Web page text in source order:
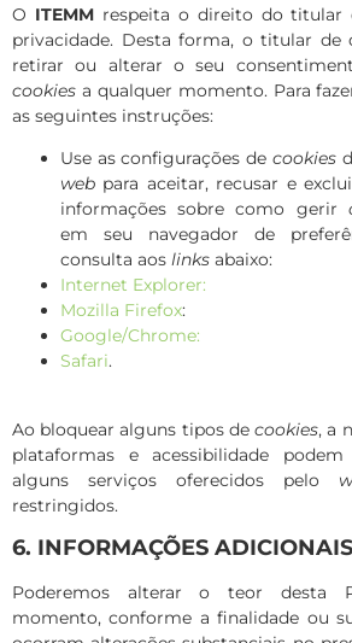
O ITEMMrespeita o direito do titular
privacidade. Desta forma, o titular de
retirar ou alterar o seu
cookies a qualquer momento. Para
as seguintes instruções:
Use as configurações de cookies
web para aceitar, recusar e
informações sobre como gerir
em seu navegador de
consulta aos links abaixo:
Internet Explorer:
Mozilla Firefox:
Google/Chrome:
Safari.
Ao bloquear alguns tipos decookies, a
plataformas e acessibilidade
alguns serviços oferecidos pelo
restringidos.
6. INFORMAÇÕES ADICIONAIS
Poderemos alterar o teor desta
momento, conforme a finalidade ou